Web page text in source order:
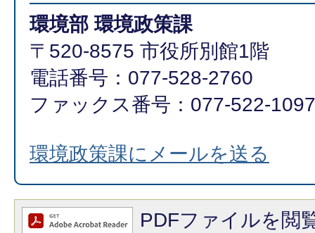
環境部 環境政策課
〒520-8575 市役所別館1階
電話番号：077-528-2760
ファックス番号：077-522-1097
環境政策課にメールを送る
PDFファイルを閲